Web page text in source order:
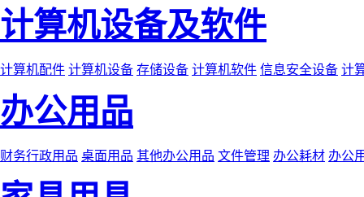
计算机设备及软件
计算机配件 计算机设备 存储设备 计算机软件 信息安全设备 计
办公用品
财务行政用品 桌面用品 其他办公用品 文件管理 办公耗材 办公